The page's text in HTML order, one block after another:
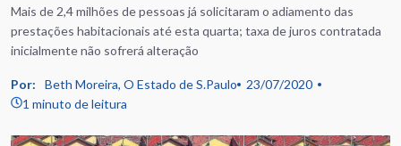
Mais de 2,4 milhões de pessoas já solicitaram o adiamento das
prestações habitacionais até esta quarta; taxa de juros contratada
inicialmente não sofrerá alteração
Por: Beth Moreira, O Estado de S.Paulo
23/07/2020
1 minuto de leitura